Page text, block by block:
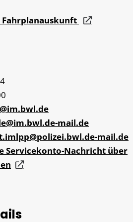
mail.de
mail.de
Servicekonto-Nachricht über